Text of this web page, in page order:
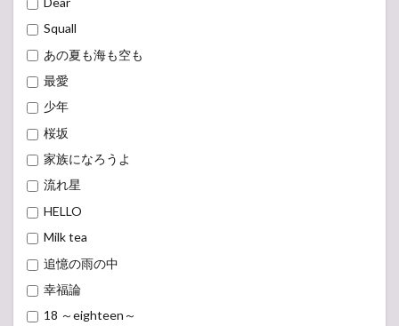
Squall
あの夏も海も空も
最愛
少年
桜坂
家族になろうよ
流れ星
HELLO
Milk tea
追憶の雨の中
幸福論
18 ～eighteen～